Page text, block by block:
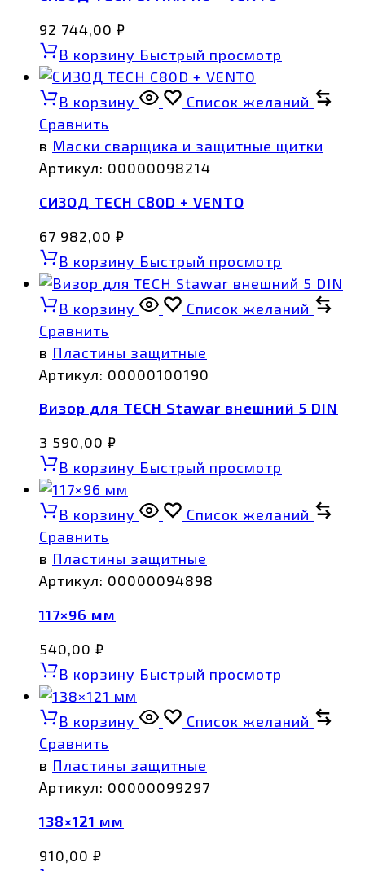
92 744,00 ₽
В корзину Быстрый просмотр
В корзину
Список желаний
Сравнить
в Маски сварщика и защитные щитки
Артикул: 00000098214
СИЗОД TECH C80D + VENTO
67 982,00 ₽
В корзину Быстрый просмотр
В корзину
Список желаний
Сравнить
в Пластины защитные
Артикул: 00000100190
Визор для TECH Stawar внешний 5 DIN
3 590,00 ₽
В корзину Быстрый просмотр
В корзину
Список желаний
Сравнить
в Пластины защитные
Артикул: 00000094898
117×96 мм
540,00 ₽
В корзину Быстрый просмотр
В корзину
Список желаний
Сравнить
в Пластины защитные
Артикул: 00000099297
138×121 мм
910,00 ₽